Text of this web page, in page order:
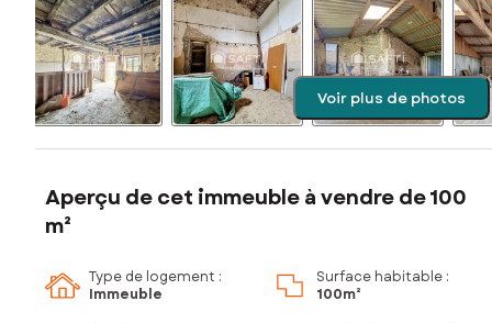
Voir plus de photos
Aperçu de cet immeuble à vendre de 100
m²
Type de logement :
Immeuble
Surface habitable :
100m²